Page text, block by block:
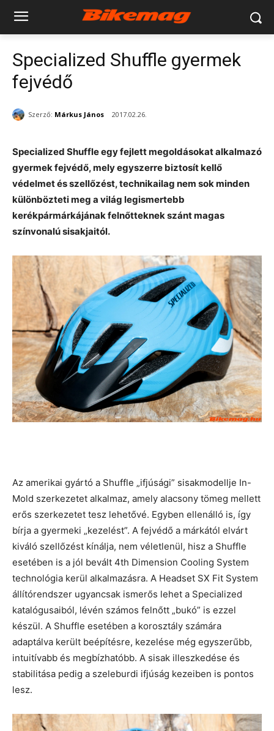
Specialized Shuffle gyermek
fejvédő
Szerző: Márkus János 2017.02.26.
Specialized Shuffle egy fejlett megoldásokat alkalmazó
gyermek fejvédő, mely egyszerre biztosít kellő
védelmet és szellőzést, technikailag nem sok minden
különbözteti meg a világ legismertebb
kerékpármárkájának felnőtteknek szánt magas
színvonalú sisakjaitól.
Az amerikai gyártó a Shuffle „ifjúsági” sisakmodellje In-
Mold szerkezetet alkalmaz, amely alacsony tömeg mellett
erős szerkezetet tesz lehetővé. Egyben ellenálló is, így
bírja a gyermeki „kezelést”. A fejvédő a márkától elvárt
kiváló szellőzést kínálja, nem véletlenül, hisz a Shuffle
esetében is a jól bevált 4th Dimension Cooling System
technológia kerül alkalmazásra. A Headset SX Fit System
állítórendszer ugyancsak ismerős lehet a Specialized
katalógusaiból, lévén számos felnőtt „bukó” is ezzel
készül. A Shuffle esetében a korosztály számára
adaptálva került beépítésre, kezelése még egyszerűbb,
intuitívabb és megbízhatóbb. A sisak illeszkedése és
stabilitása pedig a szeleburdi ifjúság kezeiben is pontos
lesz.